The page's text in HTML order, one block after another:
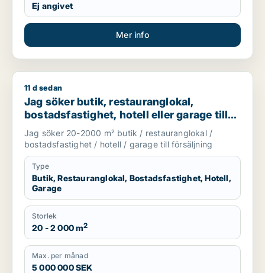
Ej angivet
Mer info
Jag söker butik, restauranglokal, bostadsfastighet, hotell
11 d sedan
Jag söker butik, restauranglokal,
bostadsfastighet, hotell eller garage till
salu i Stockholms län
Jag söker 20-2000 m² butik / restauranglokal /
bostadsfastighet / hotell / garage till försäljning
Type
Butik, Restauranglokal, Bostadsfastighet, Hotell,
Garage
Storlek
20 - 2 000 m2
Max. per månad
5 000 000 SEK